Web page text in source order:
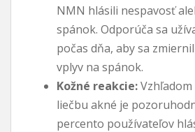
NMN hlásili nespavosť
spánok. Odporúča sa
počas dňa, aby sa
vplyv na spánok.
Kožné reakcie:
liečbu akné je
percento používateľov